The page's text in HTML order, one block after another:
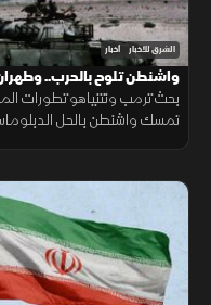
الشرق للأخبار أخبار
واشنطن تلوح بالحرب..
بحث ترمب ونتنياهو تطورات
تمسك واشنطن بالحل